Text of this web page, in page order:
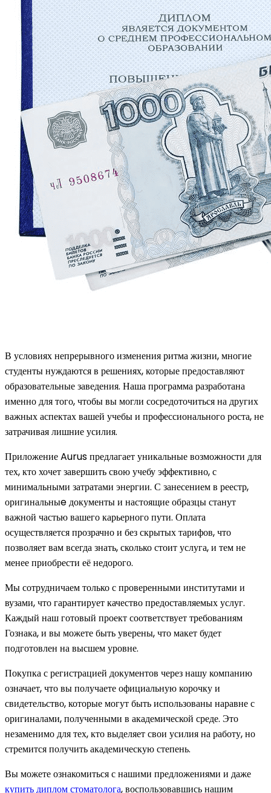
В условиях непрерывного изменения ритма жизни, многие
студенты нуждаются в решениях, которые предоставляют
образовательные заведения. Наша программа разработана
именно для того, чтобы вы могли сосредоточиться на других
важных аспектах вашей учебы и профессионального роста, не
затрачивая лишние усилия.
Приложение Aurus предлагает уникальные возможности для
тех, кто хочет завершить свою учебу эффективно, с
минимальными затратами энергии. С занесением в реестр,
оригинальныe документы и настоящие образцы станут
важной частью вашего карьерного пути. Оплата
осуществляется прозрачно и без скрытых тарифов, что
позволяет вам всегда знать, сколько стоит услуга, и тем не
менее приобрести её недорого.
Мы сотрудничаем только с проверенными институтами и
вузами, что гарантирует качество предоставляемых услуг.
Каждый наш готовый проект соответствует требованиям
Гознака, и вы можете быть уверены, что макет будет
подготовлен на высшем уровне.
Покупка с регистрацией документов через нашу компанию
означает, что вы получаете официальную корочку и
свидетельство, которые могут быть использованы наравне с
оригиналами, полученными в академической среде. Это
незаменимо для тех, кто выделяет свои усилия на работу, но
стремится получить академическую степень.
Вы можете ознакомиться с нашими предложениями и даже
купить диплом стоматолога, воспользовавшись нашим